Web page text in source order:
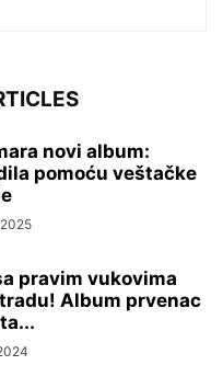
novi album:
pomoću veštačke
pravim vukovima
Album prvenac